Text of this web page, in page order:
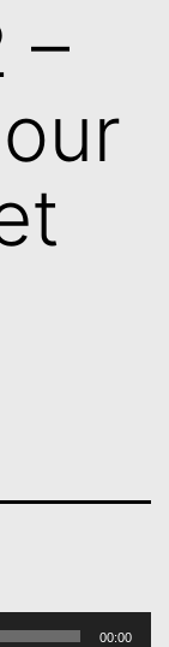
–
00:00